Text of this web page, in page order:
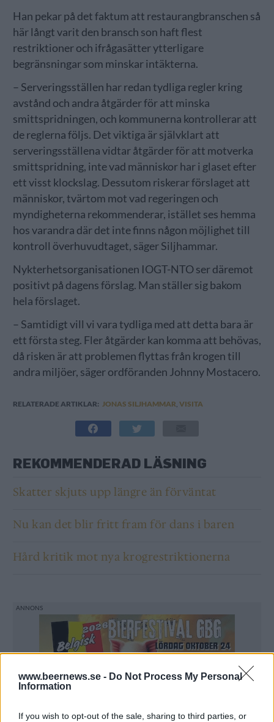
www.beernews.se - Do Not Process My Personal
Information
If you wish to opt-out of the sale, sharing to third parties, or
Han pekar på det faktum att restaurangbranschen så
här långt varit den bransch son haft flest
restriktioner och ifrågasätter ytterligare
begränsningar som minskar intäkterna.
– Serveringsställen har redan tydliga regler kring
avstånd och andra åtgärder för att minska
smittspridningen, och kommunerna kontrollerar att
de reglerna följs. Det viktiga är självklart att
serveringsställena vidtar åtgärder för att motverka
smittspridning, inte vad människor har i glaset efter
ett visst klockslag. Dessutom riskerar förslaget att
människor, tvärtom mot vad regeringen och
myndigheterna rekommenderar, istället ses hemma
hos varandra där det inte finns någon möjlighet till
kontroll överhuvudtaget, säger Siljhammar.
Nykterhetsorganisationen IOGT-NTO ser däremot
positivt på dagens förslag. Man ställer sig bakom
hela förslaget.
– Samtidigt vill vi vara tydliga med att detta bara är
ett första steg. Fler åtgärder kan komma att behövas,
då risken är att problemen flyttas från krogen till
andra miljöer, säger ordföranden Johnny Mostacero.
RELATERADE ARTIKLAR: JONAS SILJHAMMAR VISITA
REKOMMENDERAD LÄSNING
Skatter skjuts upp längre än förväntat
Nu kan det blir fritt fram för dans i baren
Hård kritik mot nya krogrestriktionerna